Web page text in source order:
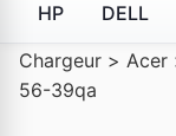
HP DELL
Chargeur > Acer
56-39qa